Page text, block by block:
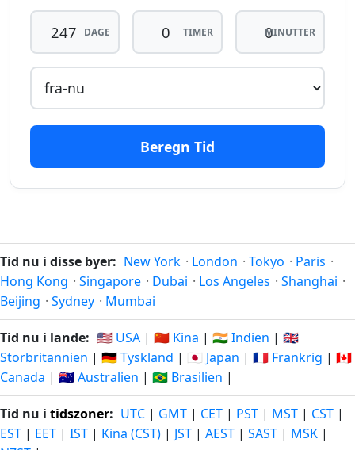
240 dage
siden
10.12.2025
dage
fra-
nu
siden
09.12.2025
fra-
nu
05.04.2027
242 dage
dage
243 dage
siden
07.12.2025
243
dage
nu
244 dage
siden
06.12.2025
244
dage
fra-
nu
DAGE TIMER MINUTTER
Beregn Tid
Tid nu i disse byer: New York · London · Tokyo · Paris ·
Hong Kong · Singapore · Dubai · Los Angeles · Shanghai ·
Beijing · Sydney · Mumbai
Tid nu i lande: 🇺🇸 USA | 🇨🇳 Kina | 🇮🇳 Indien | 🇬🇧
Storbritannien | 🇩🇪 Tyskland | 🇯🇵 Japan | 🇫🇷 Frankrig | 🇨🇦
Canada | 🇦🇺 Australien | 🇧🇷 Brasilien |
Tid nu i tidszoner: UTC | GMT | CET | PST | MST | CST |
EST | EET | IST | Kina (CST) | JST | AEST | SAST | MSK |